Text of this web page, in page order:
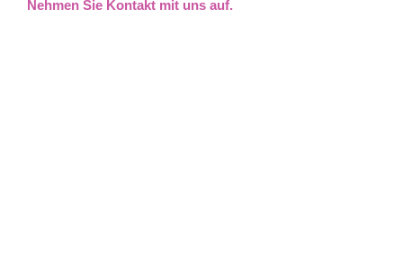
Nehmen Sie Kontakt mit uns auf.